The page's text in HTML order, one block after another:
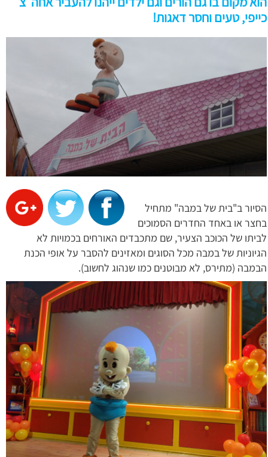
כייפי, טעים וחסר דאגות!
הסיור ב"בית של במבה" מתחיל
בחצר או באחד החדרים הסמוכים
לביתו של הכוכב הצעיר, שם מתכבדים האורחים בכמויות לא
הגיוניות של במבה מכל הסוגים ומאזינים להסבר על אופי הכנת
הבמבה (מתירס, לא מבוטנים כמו שנהוג לחשוב).